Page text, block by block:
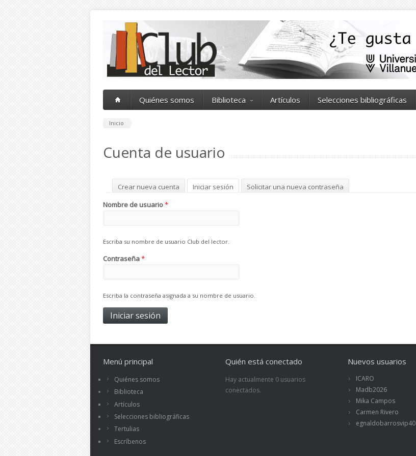
Quiénes somos Biblioteca Artículos Selecciones bibliográficas
Inicio
Cuenta de usuario
Solapas principales
Crear nueva cuenta Iniciar sesión (solapa activa)
Solicitar una nueva contraseña
Nombre de usuario*
Escriba su nombre de usuario Club del lector.
Contraseña*
Escriba la contraseña asignada a su nombre de usuario.
Menú principal
Quiénes somos
Biblioteca
Artículos
Selecciones bibliográficas
Tertulias
Escríbenos
Quién está conectado
Hay actualmente 0 usuarios
conectados.
Nuevos usuarios
ICARO
Madb2026
Mika Campos
Carmen Rivero
egnaldobarrosvip40